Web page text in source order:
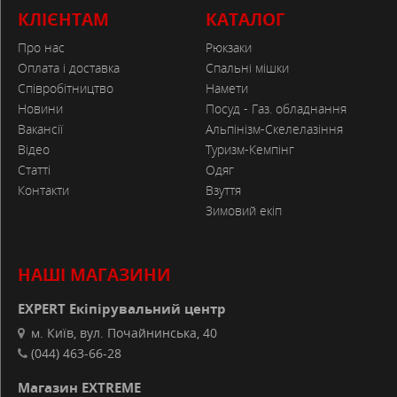
Тип тенту:
Форма намету
Матеріал підлоги
100% polyethylene
Каркас: Fibreglass 11 mm
КЛІЄНТАМ
Про нас
Оплата і доставка
Співробітництво
Новини
Вакансії
Відео
Статті
Контакти
КАТАЛОГ
Рюкзаки
Спальні мішки
Намети
Посуд - Газ. обладнання
Альпінізм-Скелелазіння
Туризм-Кемпінг
Одяг
Взуття
Зимовий екіп
НАШІ МАГАЗИНИ
EXPERT Екіпірувальний центр
м. Київ, вул. Почайнинська, 40
(044) 463-66-28
Магазин EXTREME